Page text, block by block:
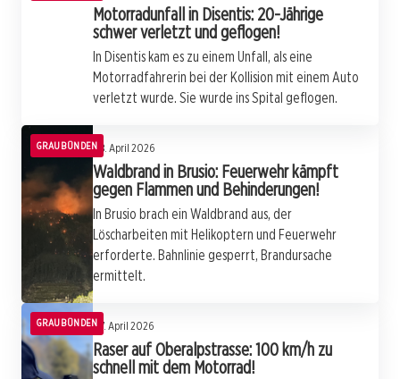
Motorradunfall in Disentis: 20-Jährige
schwer verletzt und geflogen!
In Disentis kam es zu einem Unfall, als eine
Motorradfahrerin bei der Kollision mit einem Auto
verletzt wurde. Sie wurde ins Spital geflogen.
GRAUBÜNDEN08. April 2026
Waldbrand in Brusio: Feuerwehr kämpft
gegen Flammen und Behinderungen!
In Brusio brach ein Waldbrand aus, der
Löscharbeiten mit Helikoptern und Feuerwehr
erforderte. Bahnlinie gesperrt, Brandursache
ermittelt.
GRAUBÜNDEN07. April 2026
Raser auf Oberalpstrasse: 100 km/h zu
schnell mit dem Motorrad!